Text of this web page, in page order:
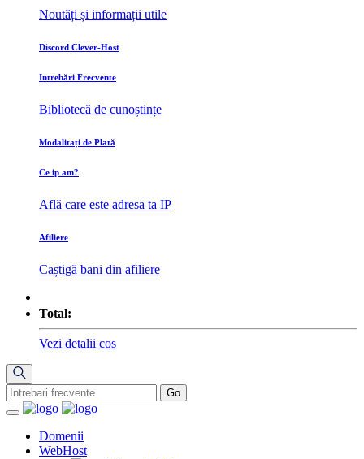
Noutăți și informații utile
Discord Clever-Host
Intrebări Frecvente
Bibliotecă de cunoștințe
Modalitați de Plată
Ce ip am?
Află care este adresa ta IP
Afiliere
Caștigă bani din afiliere
Total:
Vezi detalii cos
Domenii
WebHost